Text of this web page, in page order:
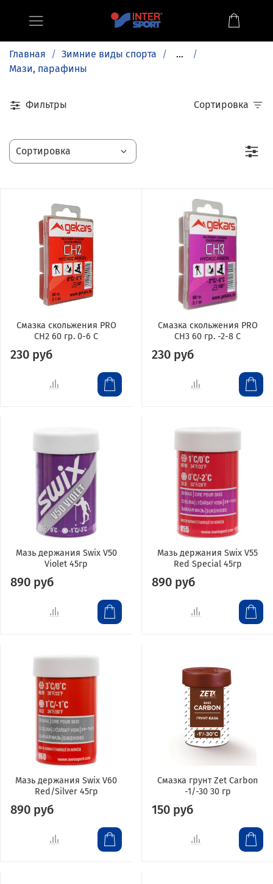
Главная Зимние виды спорта
...
Мази, парафины
Фильтры Сортировка
Смазка скольжения PRO
CH2 60 гр. 0-6 С
230 руб
Смазка скольжения PRO
CH3 60 гр. -2-8 С
230 руб
Мазь держания Swix V50
Violet 45гр
890 руб
Мазь держания Swix V55
Red Special 45гр
890 руб
Мазь держания Swix V60
Red/Silver 45гр
890 руб
Смазка грунт Zet Carbon
-1/-30 30 гр
150 руб